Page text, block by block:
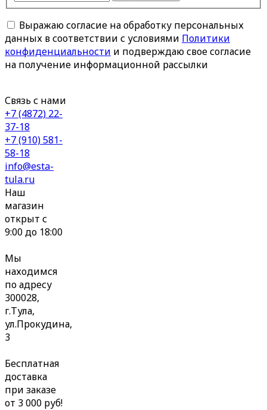
Выражаю согласие на обработку персональных
данных в соответствии с условиями Политики
конфиденциальности и подверждаю свое согласие
на получение информационной рассылки
Связь с нами
+7 (4872) 22-
37-18
+7 (910) 581-
58-18
info@esta-
tula.ru
Наш
магазин
открыт с
9:00 до 18:00
Мы
находимся
по адресу
300028,
г.Тула,
ул.Прокудина,
3
Бесплатная
доставка
при заказе
от 3 000 руб!